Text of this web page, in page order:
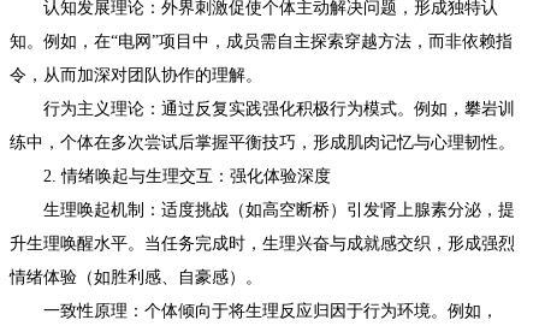
认知发展理论：外界刺激促使个体主动解决问题，形成独特认
知。例如，在“电网”项目中，成员需自主探索穿越方法，而非依赖指
令，从而加深对团队协作的理解。
行为主义理论：通过反复实践强化积极行为模式。例如，攀岩训
练中，个体在多次尝试后掌握平衡技巧，形成肌肉记忆与心理韧性。
2. 情绪唤起与生理交互：强化体验深度
生理唤起机制：适度挑战（如高空断桥）引发肾上腺素分泌，提
升生理唤醒水平。当任务完成时，生理兴奋与成就感交织，形成强烈
情绪体验（如胜利感、自豪感）。
一致性原理：个体倾向于将生理反应归因于行为环境。例如，